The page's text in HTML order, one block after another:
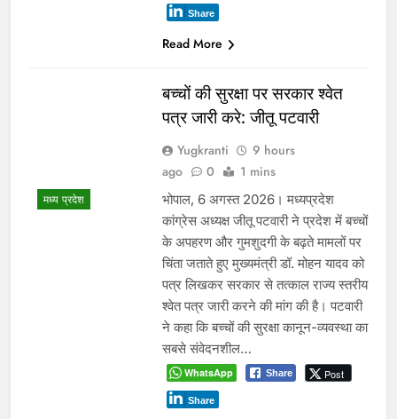
Share
Read More
मध्य प्रदेश
बच्चों की सुरक्षा पर सरकार श्वेत
पत्र जारी करे: जीतू पटवारी
Yugkranti
9 hours
ago
0 1 mins
भोपाल, 6 अगस्त 2026। मध्यप्रदेश
कांग्रेस अध्यक्ष जीतू पटवारी ने प्रदेश में बच्चों
के अपहरण और गुमशुदगी के बढ़ते मामलों पर
चिंता जताते हुए मुख्यमंत्री डॉ. मोहन यादव को
पत्र लिखकर सरकार से तत्काल राज्य स्तरीय
श्वेत पत्र जारी करने की मांग की है। पटवारी
ने कहा कि बच्चों की सुरक्षा कानून-व्यवस्था का
सबसे संवेदनशील…
WhatsApp Share Post
Share